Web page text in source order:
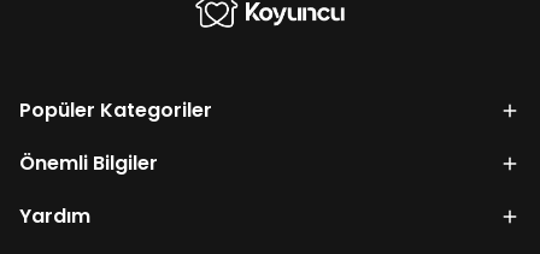
Popüler Kategoriler
Önemli Bilgiler
Yardım